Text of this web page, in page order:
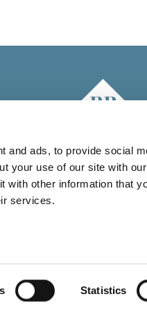
and ads, to provide social
your use of our site with
other information that
services.
Statistics
e P.IVA 03096200278 -
Accessibilità